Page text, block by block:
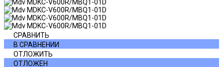
СРАВНИТЬ
В СРАВНЕНИИ
ОТЛОЖИТЬ
ОТЛОЖЕН